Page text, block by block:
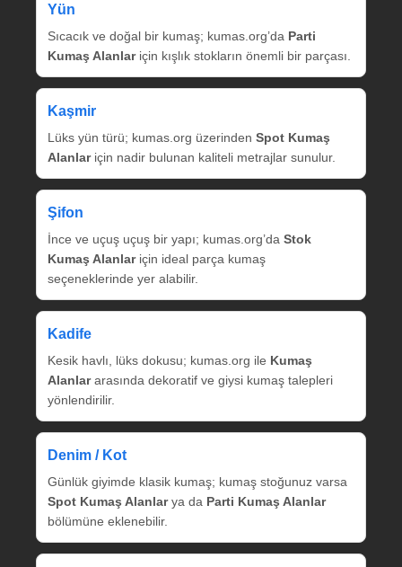
Yün
Sıcacık ve doğal bir kumaş; kumas.org’da Parti
Kumaş Alanlariçin kışlık stokların önemli bir parçası.
Kaşmir
Lüks yün türü; kumas.org üzerinden Spot Kumaş
Alanlariçin nadir bulunan kaliteli metrajlar sunulur.
Şifon
İnce ve uçuş uçuş bir yapı; kumas.org’da Stok
Kumaş Alanlariçin ideal parça kumaş
seçeneklerinde yer alabilir.
Kadife
Kesik havlı, lüks dokusu; kumas.org ile Kumaş
Alanlararasında dekoratif ve giysi kumaş talepleri
yönlendirilir.
Denim / Kot
Günlük giyimde klasik kumaş; kumaş stoğunuz varsa
Spot Kumaş Alanlarya da Parti Kumaş Alanlar
bölümüne eklenebilir.